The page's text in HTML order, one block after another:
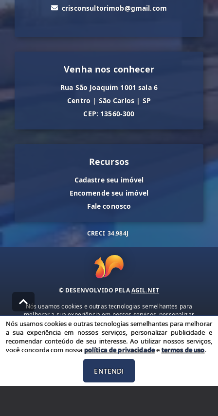
crisconsultorimob@gmail.com
Venha nos conhecer
Rua São Joaquim 1001 sala 6
Centro | São Carlos | SP
CEP: 13560-300
Recursos
Cadastre seu imóvel
Encomende seu imóvel
Fale conosco
CRECI 34.984J
© DESENVOLVIDO PELAAGIL.NET
Nós usamos cookies e outras tecnologias semelhantes para
melhorar a sua experiência em nossos serviços, personalizar
publicidade e recomendar conteúdo de seu interesse. Ao utilizar
nossos serviços, você concorda com nossa política de privacidade e
termos de uso.
Política de Privacidade Termos de uso
Nós usamos cookies e outras tecnologias semelhantes para melhorar
a sua experiência em nossos serviços, personalizar publicidade e
recomendar conteúdo de seu interesse. Ao utilizar nossos serviços,
você concorda com nossa política de privacidadeetermos de uso.
ENTENDI